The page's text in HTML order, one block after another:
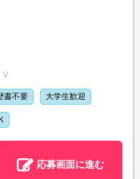
∨
書不要 大学生歓迎
応募画面に進む